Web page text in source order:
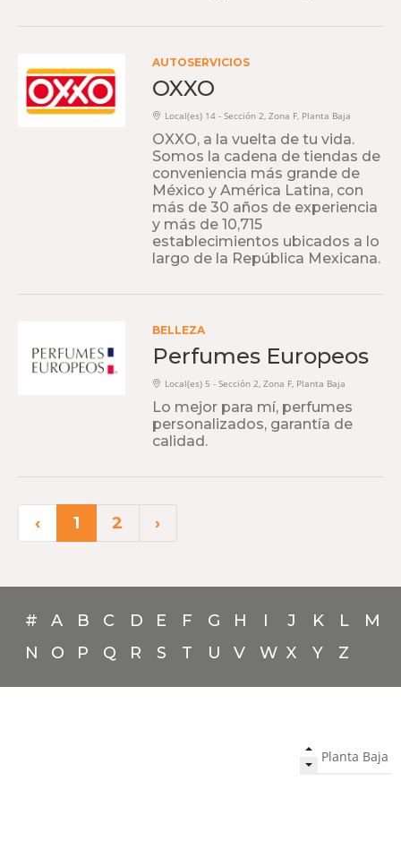
AUTOSERVICIOS
OXXO
Local(es) 14 - Sección 2, Zona F, Planta Baja
OXXO, a la vuelta de tu vida.
Somos la cadena de tiendas de
conveniencia más grande de
México y América Latina, con
más de 30 años de experiencia
y más de 10,715
establecimientos ubicados a lo
largo de la República Mexicana.
BELLEZA
Perfumes Europeos
Local(es) 5 - Sección 2, Zona F, Planta Baja
Lo mejor para mí, perfumes
personalizados, garantía de
calidad.
‹ 1 2 ›
# A B C D E F G H I J K L
M
N
O P Q R S T U V W X Y Z